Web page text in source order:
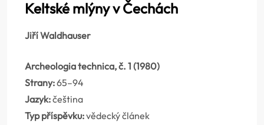
Keltské mlýny v Čechách
Jiří Waldhauser
Archeologia technica, č. 1 (1980)
Strany:65–94
Jazyk:čeština
Typ příspěvku:vědecký článek